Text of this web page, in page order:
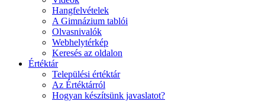
Hangfelvételek
A Gimnázium tablói
Olvasnivalók
Webhelytérkép
Keresés az oldalon
Értéktár
Települési értéktár
Az Értéktárról
Hogyan készítsünk javaslatot?